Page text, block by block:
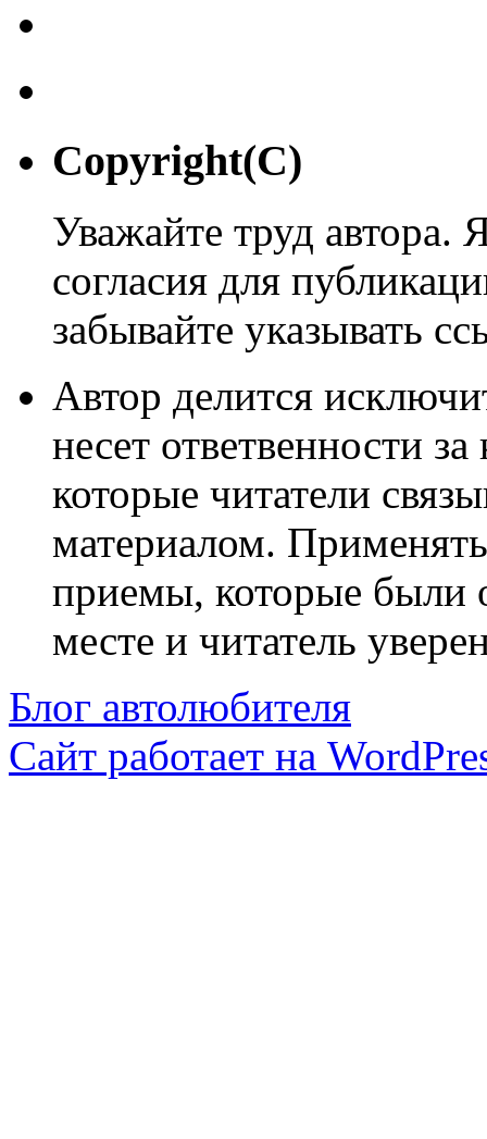
Copyright(C)
Уважайте труд автора.
согласия для
забывайте указывать
Автор делится
несет ответвенности
которые читатели
материалом.
приемы, которые были
месте и читатель
Блог автолюбителя
Сайт работает на